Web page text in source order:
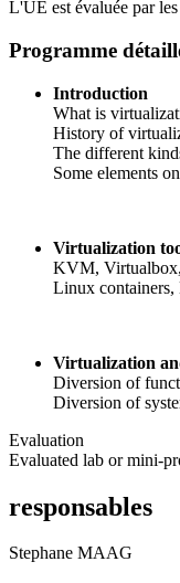
L'UE est évaluée par
Programme
Introduction
What is
History of
The different
Some elements
Virtualization
KVM,
Linux containers,
Virtualization
Diversion of
Diversion of
Evaluation
Evaluated lab or mini-
responsables
Stephane MAAG